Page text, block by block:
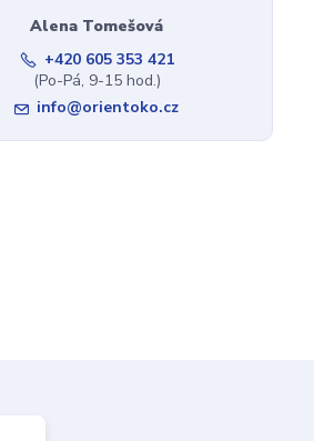
Alena Tomešová
+420 605 353 421
(Po-Pá, 9-15 hod.)
info@orientoko.cz